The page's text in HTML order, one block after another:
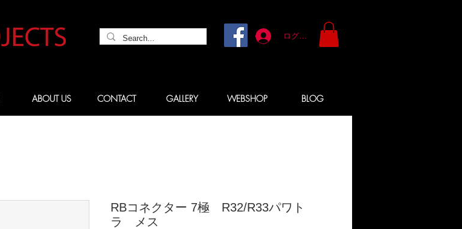
ログイン
ABOUT US CONTACT GALLERY WEBSHOP BLOG
RBコネクター 7極 R32/R33パワト
ラ メス